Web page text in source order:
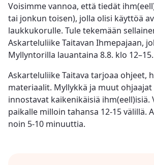
Voisimme vannoa, että tiedät
tai jonkun toisen), jolla olisi käyttöä
laukkukorulle. Tule tekemään
Askarteluliike Taitavan Ihmepajaan,
Myllyntorilla lauantaina 8.8. klo 12–15.
Askarteluliike Taitava tarjoaa ohjeet,
materiaalit. Myllykkä ja muut
innostavat kaikenikäisiä ihm(eell)isiä.
paikalle milloin tahansa 12-15 välillä.
noin 5-10 minuuttia.